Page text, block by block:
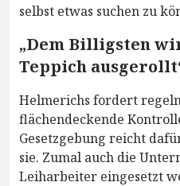
selbst etwas suchen zu
„Dem Billigsten
Teppich
Helmerichs fordert
flächendeckende
Gesetzgebung reicht
sie. Zumal auch die
Leiharbeiter eingesetzt